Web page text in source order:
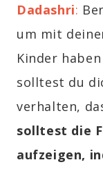
Dadashri:
um mit
Kinder
solltest du
verhalten,
solltest die
aufzeigen,